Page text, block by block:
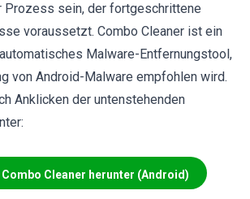
Prozess sein, der fortgeschrittene
voraussetzt. Combo Cleaner ist ein
Malware-Entfernungstool,
von Android-Malware empfohlen wird.
Anklicken der untenstehenden
Combo Cleaner herunter (Android)